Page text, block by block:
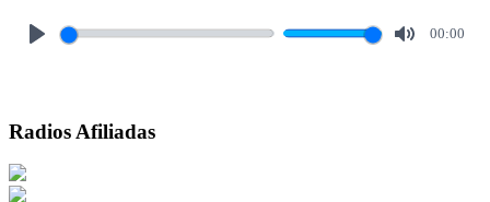
00:00
Radios Afiliadas